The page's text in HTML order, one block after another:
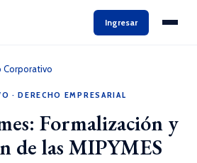
Ingresar
Corporativo
·DERECHO EMPRESARIAL
Formalización y
de las MIPYMES